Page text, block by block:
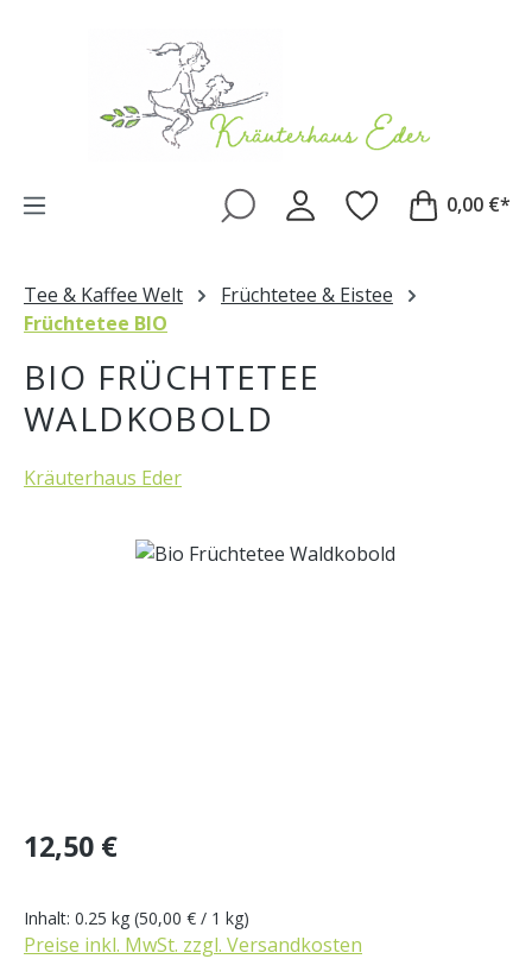
0,00 €*
Tee & Kaffee Welt
Früchtetee & Eistee
Früchtetee BIO
BIO FRÜCHTETEE
WALDKOBOLD
Kräuterhaus Eder
Bildergalerie überspringen
Regulärer Preis:
12,50 €
Inhalt: 0.25 kg (50,00 € / 1 kg)
Preise inkl. MwSt. zzgl. Versandkosten